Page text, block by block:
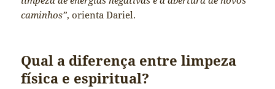
caminhos”, orienta Dariel.
Qual a diferença entre limpeza
física e espiritual?